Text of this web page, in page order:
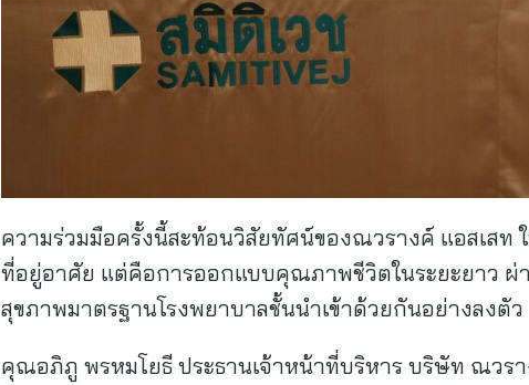
ความร่วมมือครั้งนี้สะท้อนวิสัยทัศน์ของณวรางค์ แอสเส
ที่อยู่อาศัย แต่คือการออกแบบคุณภาพชีวิตในระยะยาว ผ่
สุขภาพมาตรฐานโรงพยาบาลชั้นนำเข้าด้วยกันอย่างลงตัว
คุณอภิภู พรหมโยธี ประธานเจ้าหน้าที่บริหาร บริษัท ณวร